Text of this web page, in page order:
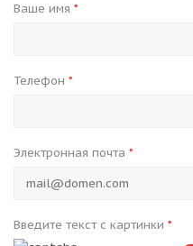
Ваше имя *
Телефон *
Электронная почта *
Введите текст с картинки *